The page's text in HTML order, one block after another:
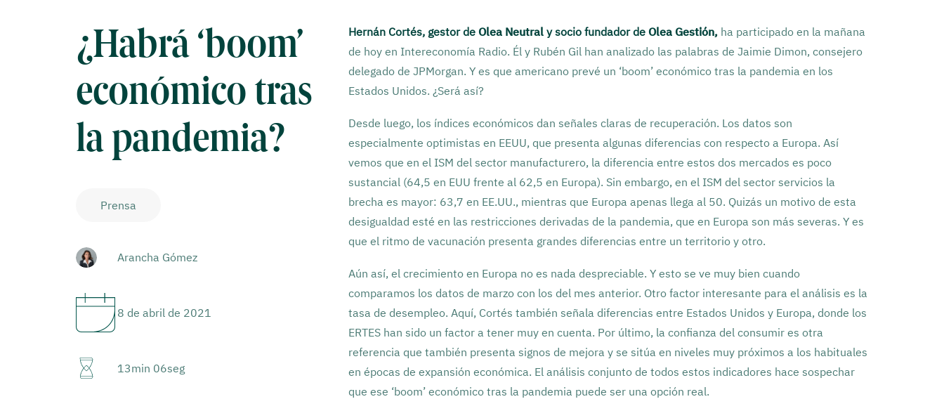
¿Habrá ‘boom’
económico tras
la pandemia?
Prensa
Arancha Gómez
8 de abril de 2021
13min 06seg
Hernán Cortés, gestor de Olea Neutral y socio fundador de Olea Gestión, ha participado en la mañana
de hoy en Intereconomía Radio. Él y Rubén Gil han analizado las palabras de Jaimie Dimon, consejero
delegado de JPMorgan. Y es que americano prevé un ‘boom’ económico tras la pandemia en los
Estados Unidos. ¿Será así?
Desde luego, los índices económicos dan señales claras de recuperación. Los datos son
especialmente optimistas en EEUU, que presenta algunas diferencias con respecto a Europa. Así
vemos que en el ISM del sector manufacturero, la diferencia entre estos dos mercados es poco
sustancial (64,5 en EUU frente al 62,5 en Europa). Sin embargo, en el ISM del sector servicios la
brecha es mayor: 63,7 en EE.UU., mientras que Europa apenas llega al 50. Quizás un motivo de esta
desigualdad esté en las restricciones derivadas de la pandemia, que en Europa son más severas. Y es
que el ritmo de vacunación presenta grandes diferencias entre un territorio y otro.
Aún así, el crecimiento en Europa no es nada despreciable. Y esto se ve muy bien cuando
comparamos los datos de marzo con los del mes anterior. Otro factor interesante para el análisis es la
tasa de desempleo. Aquí, Cortés también señala diferencias entre Estados Unidos y Europa, donde los
ERTES han sido un factor a tener muy en cuenta. Por último, la confianza del consumir es otra
referencia que también presenta signos de mejora y se sitúa en niveles muy próximos a los habituales
en épocas de expansión económica. El análisis conjunto de todos estos indicadores hace sospechar
que ese ‘boom’ económico tras la pandemia puede ser una opción real.